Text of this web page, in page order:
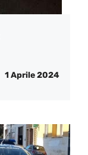
1 Aprile 2024